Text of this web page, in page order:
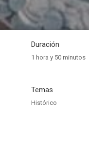
Duración
1 hora y 50 minutos
Temas
Histórico